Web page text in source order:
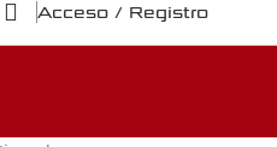
Acceso / Registro